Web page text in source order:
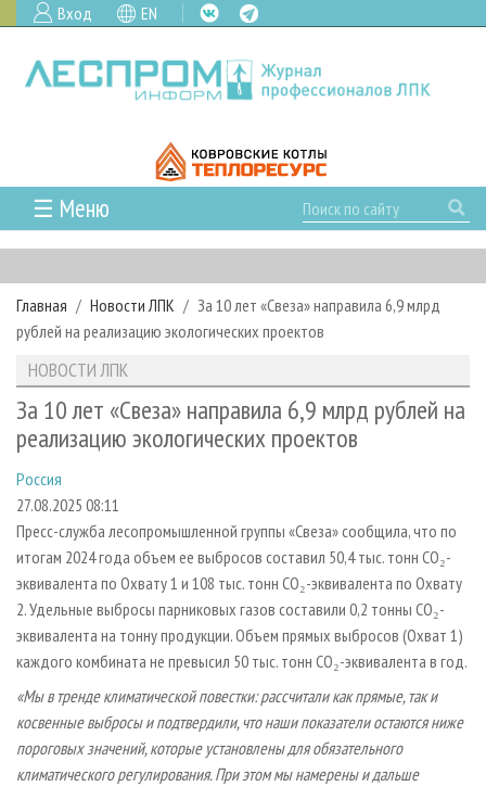
Вход EN
☰ Меню
ГЛАВНАЯ
РУБРИКИ И ТЕМЫ
РУБРИКИ ЖУРНАЛА
ЛЕСОЗАГОТОВКА
ЛЕСОПИЛЕНИЕ
СУШКА ДРЕВЕСИНЫ
ПРОИЗВОДСТВО ДРЕВЕСНЫХ ПЛИТ
ДЕРЕВЯННОЕ ДОМОСТРОЕНИЕ
ПРОИЗВОДСТВО МЕБЕЛИ
БИОЭНЕРГЕТИКА
ИНСТРУМЕНТ И МАТЕРИАЛЫ
НОВОСТИ
НОВОСТИ ЛПК
НОВОСТИ ЖУРНАЛА
ПРОЕКТЫ ЛПИ
АНАЛИТИКА
ПРЕДПРИЯТИЯ ЛПК
ПЕРСОНЫ
МОБИЛЬНЫЕ ВЫСТАВКИ
ОФИЦИАЛЬНЫЕ ДЕЛЕГАЦИИ
ПРИОРИТЕТНЫЕ ИНВЕСТПРОЕКТЫ
RUSSIAN FORESTRY REVIEW
БИБЛИОТЕКА СПЕЦИАЛИСТА
АРХИВ
АРХИВ ЖУРНАЛОВ
О ЖУРНАЛЕ
КОНТАКТЫ
РЕКЛАМОДАТЕЛЯМ
РЕКЛАМА
РЕКЛАМА НА САЙТЕ
Главная Новости ЛПК
За 10 лет «Свеза» направила 6,9 млрд
рублей на реализацию экологических проектов
НОВОСТИ ЛПК
За 10 лет «Свеза» направила 6,9 млрд рублей на
реализацию экологических проектов
Россия
27.08.2025 08:11
Пресс-служба лесопромышленной группы «Свеза» сообщила, что по
итогам 2024 года объем ее выбросов составил 50,4 тыс. тонн СО₂-
эквивалента по Охвату 1 и 108 тыс. тонн СО₂-эквивалента по Охвату
2. Удельные выбросы парниковых газов составили 0,2 тонны CO₂-
эквивалента на тонну продукции. Объем прямых выбросов (Охват 1)
каждого комбината не превысил 50 тыс. тонн CO₂-эквивалента в год.
«Мы в тренде климатической повестки: рассчитали как прямые, так и
косвенные выбросы и подтвердили, что наши показатели остаются ниже
пороговых значений, которые установлены для обязательного
климатического регулирования. При этом мы намерены и дальше